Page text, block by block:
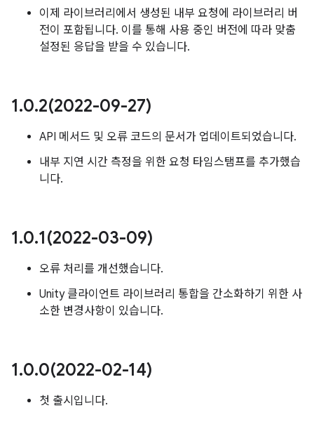
이제 라이브러리에서 생성된 내부 요청에 라이브러리 버
전이 포함됩니다. 이를 통해 사용 중인 버전에 따라 맞춤
설정된 응답을 받을 수 있습니다.
1.0.2(2022-09-27)
API 메서드 및 오류 코드의 문서가 업데이트되었습니다.
내부 지연 시간 측정을 위한 요청 타임스탬프를 추가했습
니다.
1.0.1(2022-03-09)
오류 처리를 개선했습니다.
Unity 클라이언트 라이브러리 통합을 간소화하기 위한 사
소한 변경사항이 있습니다.
1.0.0(2022-02-14)
첫 출시입니다.